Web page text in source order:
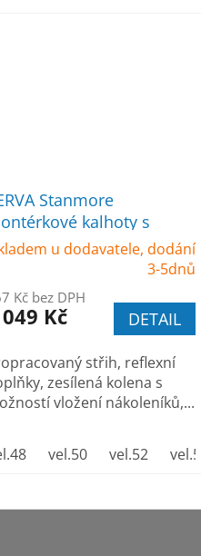
vel. 56 vel. 58 vel. 60
Stanmore
kalhoty s
zelené
u dodavatele, dodání
3-5dnů
Kč bez DPH
Kč DETAIL
střih, reflexní
zesílená kolena s
vložení nákoleníků,...
vel.50 vel.52 vel.54